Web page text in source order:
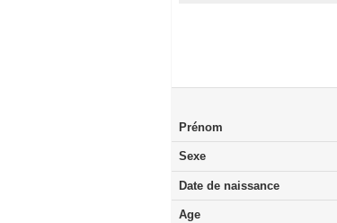
Prénom
Sexe
Date de naissance
Age